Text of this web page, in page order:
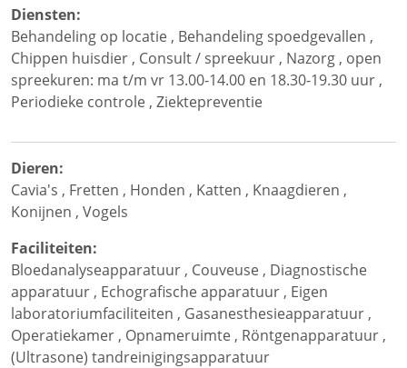
Diensten:
Behandeling op locatie , Behandeling spoedgevallen ,
Chippen huisdier , Consult / spreekuur , Nazorg , open
spreekuren: ma t/m vr 13.00-14.00 en 18.30-19.30 uur ,
Periodieke controle , Ziektepreventie
Dieren:
Cavia's , Fretten , Honden , Katten , Knaagdieren ,
Konijnen , Vogels
Faciliteiten:
Bloedanalyseapparatuur , Couveuse , Diagnostische
apparatuur , Echografische apparatuur , Eigen
laboratoriumfaciliteiten , Gasanesthesieapparatuur ,
Operatiekamer , Opnameruimte , Röntgenapparatuur ,
(Ultrasone) tandreinigingsapparatuur